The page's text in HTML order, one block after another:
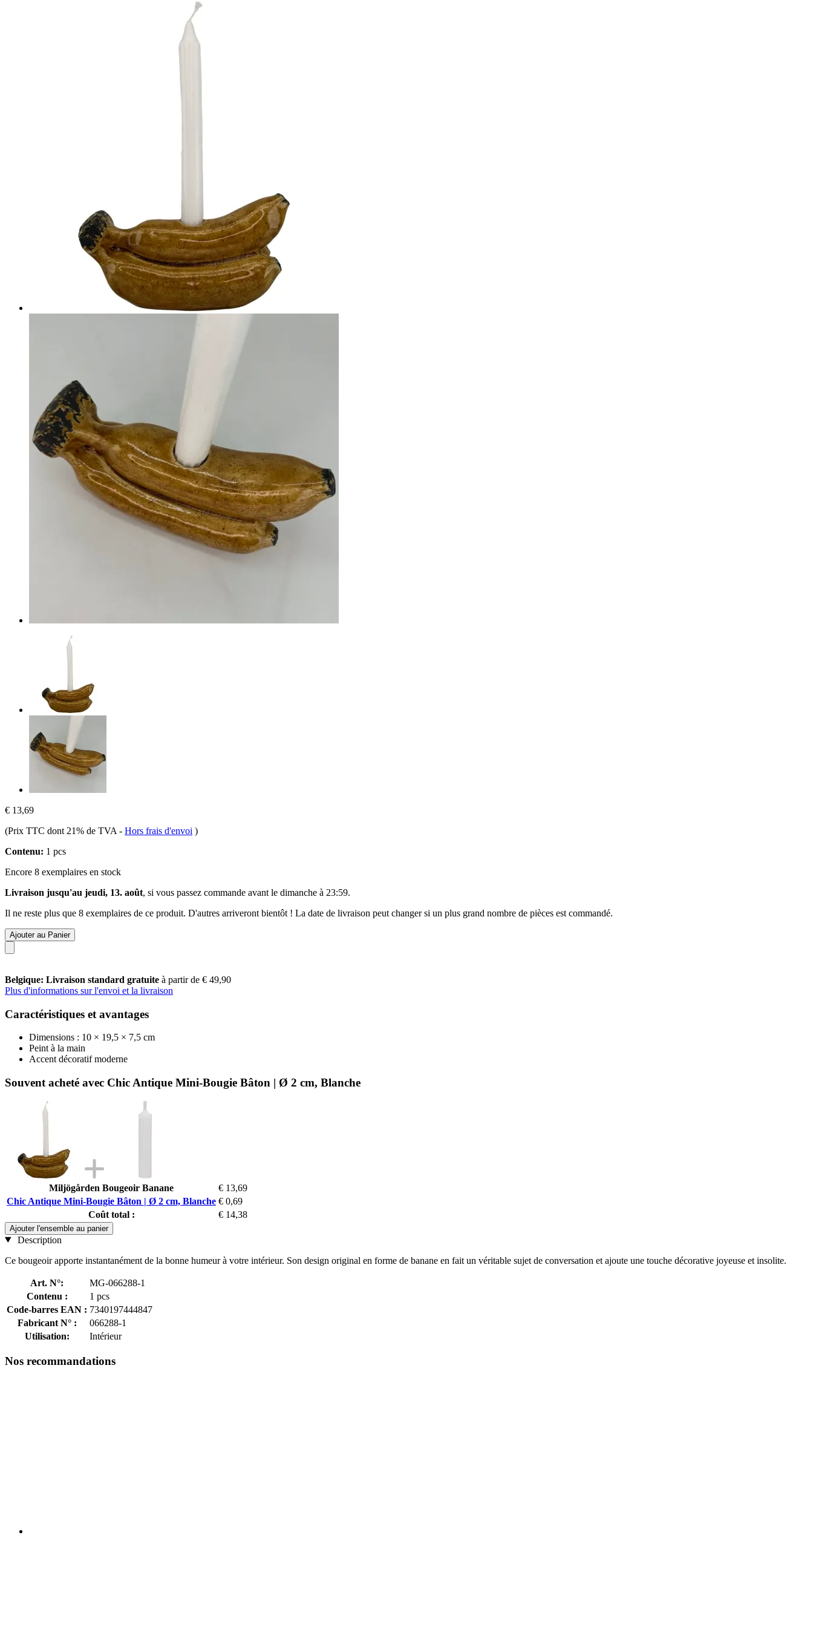
€ 13,69
(Prix TTC dont 21% de TVA - Hors frais d'envoi )
Contenu: 1 pcs
Encore 8 exemplaires en stock
Livraison jusqu'au jeudi, 13. août, si vous passez commande avant le dimanche à 23:59.
Il ne reste plus que 8 exemplaires de ce produit. D'autres arriveront bientôt ! La date de livraison peut changer si un plus grand nombre de pièces est commandé.
Ajouter au Panier
Belgique: Livraison standard gratuite à partir de € 49,90
Plus d'informations sur l'envoi et la livraison
Caractéristiques et avantages
Dimensions : 10 × 19,5 × 7,5 cm
Peint à la main
Accent décoratif moderne
Souvent acheté avec Chic Antique Mini-Bougie Bâton | Ø 2 cm, Blanche
Miljögården Bougeoir Banane
€ 13,69
Chic Antique Mini-Bougie Bâton | Ø 2 cm, Blanche € 0,69
Coût total :
€ 14,38
Ajouter l'ensemble au panier
Description
Ce bougeoir apporte instantanément de la bonne humeur à votre intérieur. Son design original en forme de banane en fait un véritable sujet de conversation et ajoute une touche décorative joyeuse et insolite.
Art. N°:
MG-066288-1
Contenu :
1 pcs
Code-barres EAN : 7340197444847
Fabricant N° :
066288-1
Utilisation:
Intérieur
Nos recommandations